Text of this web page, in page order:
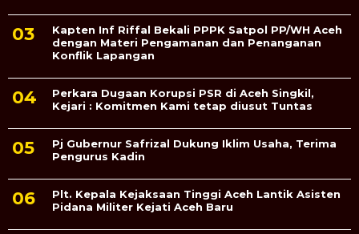
Kapten Inf Riffal Bekali PPPK Satpol PP/WH Aceh
dengan Materi Pengamanan dan Penanganan
Konflik Lapangan
Perkara Dugaan Korupsi PSR di Aceh Singkil,
Kejari : Komitmen Kami tetap diusut Tuntas
Pj Gubernur Safrizal Dukung Iklim Usaha, Terima
Pengurus Kadin
Plt. Kepala Kejaksaan Tinggi Aceh Lantik Asisten
Pidana Militer Kejati Aceh Baru